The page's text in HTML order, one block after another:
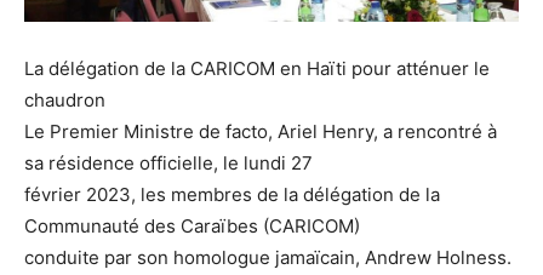
La délégation de la CARICOM en Haïti pour atténuer le
chaudron
Le Premier Ministre de facto, Ariel Henry, a rencontré à
sa résidence officielle, le lundi 27
février 2023, les membres de la délégation de la
Communauté des Caraïbes (CARICOM)
conduite par son homologue jamaïcain, Andrew Holness.